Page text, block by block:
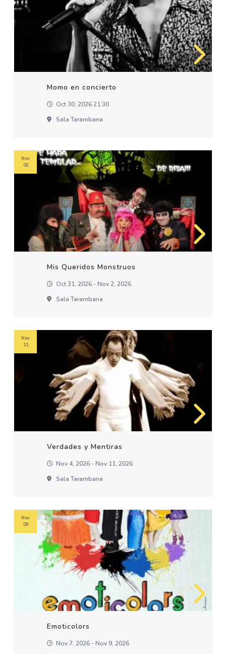
Momo en concierto
Oct 30, 2026 21:30
Sala Tarambana
Mis Queridos Monstruos
Oct 31, 2026 - Nov 2, 2026
Sala Tarambana
Nov
02
Verdades y Mentiras
Nov 4, 2026 - Nov 11, 2026
Sala Tarambana
Nov
11
Emoticolors
Nov 7, 2026 - Nov 9, 2026
Nov
09